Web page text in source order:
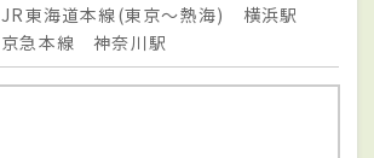
JR東海道本線(東京～熱海) 横浜駅
京急本線 神奈川駅